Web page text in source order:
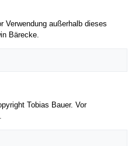
Verwendung außerhalb dieses
Bärecke.
Tobias Bauer. Vor